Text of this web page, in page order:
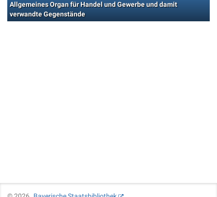
Allgemeines Organ für Handel und Gewerbe und damit
verwandte Gegenstände